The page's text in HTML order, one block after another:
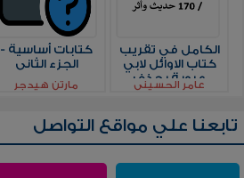
الكامل في تقريب
كتاب الاوائل لابي
عروبة بحذف
الاسانيد مع بيان
حديث واثر
عامر الحسيني
كتابات أساسية -
الجزء الثانى
مارتن هيدجر
تابعنا علي مواقع التواصل